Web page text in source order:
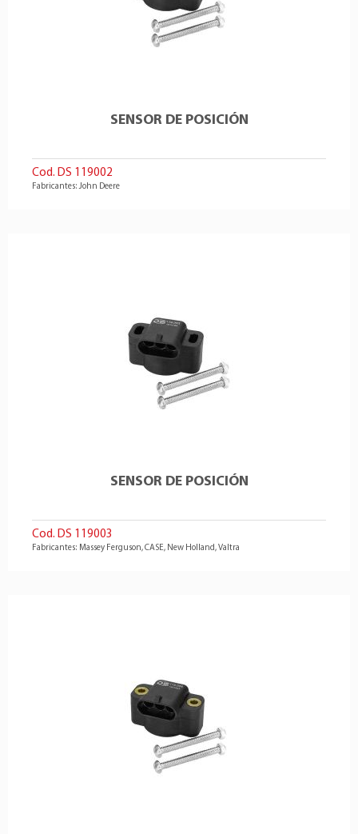
SENSOR DE POSICIÓN
Cod. DS 119002
Fabricantes: John Deere
SENSOR DE POSICIÓN
Cod. DS 119003
Fabricantes: Massey Ferguson, CASE, New Holland, Valtra